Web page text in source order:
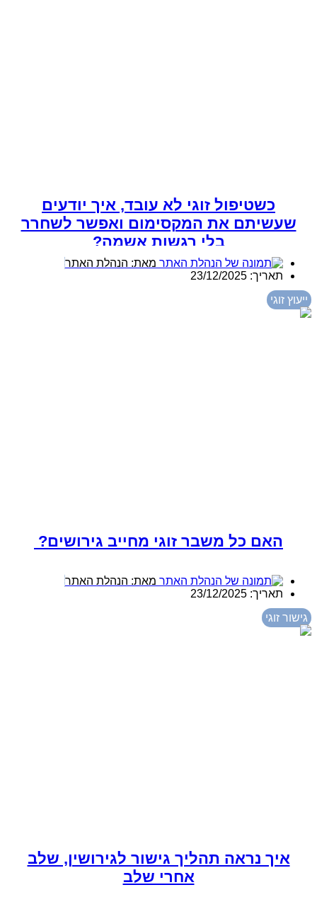
כשטיפול זוגי לא עובד, איך יודעים
שעשיתם את המקסימום ואפשר לשחרר
בלי רגשות אשמה?
מאת: הנהלת האתר
תאריך: 23/12/2025
ייעוץ זוגי
האם כל משבר זוגי מחייב גירושים?
מאת: הנהלת האתר
תאריך: 23/12/2025
גישור זוגי
איך נראה תהליך גישור לגירושין, שלב
אחרי שלב